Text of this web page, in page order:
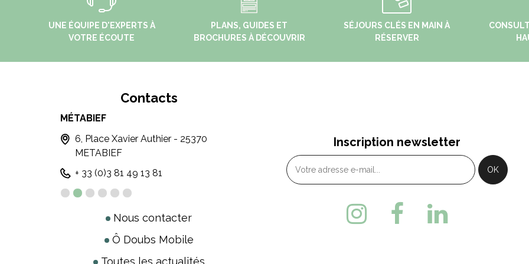
UNE ÉQUIPE D'EXPERTS À
VOTRE ÉCOUTE
PLANS, GUIDES ET
BROCHURES À DÉCOUVRIR
SÉJOURS CLÉS EN MAIN À
RÉSERVER
Contacts
MÉTABIEF
6, Place Xavier Authier - 25370
METABIEF
+ 33 (0)3 81 49 13 81
3 Bis, Rue de la Varée - 25240
+33 (0)3 81 69 22 78
14bis, rue de la Gare -
Pontarlier
+ 33 (0)3 81 46 48 33
Nous contacter
Ô Doubs Mobile
Toutes les actualités
Inscription newsletter